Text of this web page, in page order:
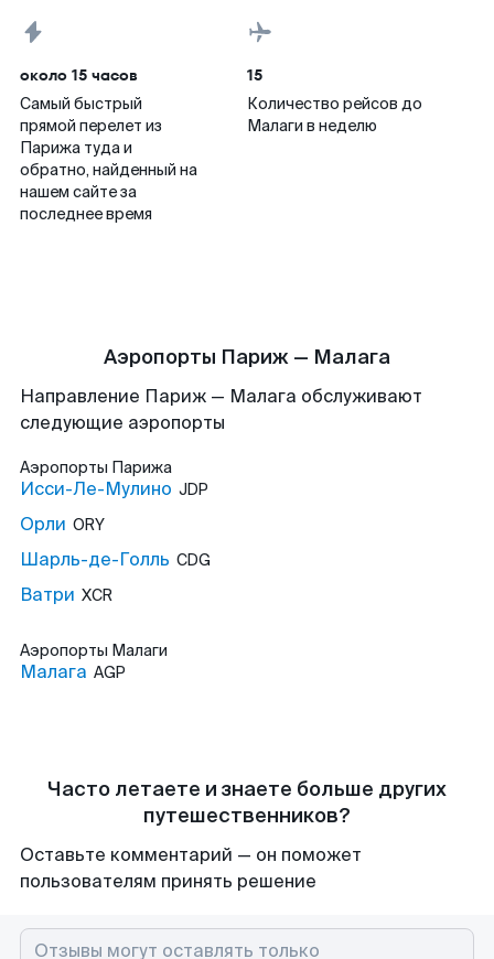
около 15 часов
Самый быстрый
прямой перелет из
Парижа туда и
обратно, найденный на
нашем сайте за
последнее время
15
Количество рейсов до
Малаги в неделю
Аэропорты Париж — Малага
Направление Париж — Малага обслуживают
следующие аэропорты
Аэропорты Парижа
Исси-Ле-Мулино JDP
Орли ORY
Шарль-де-Голль CDG
Ватри XCR
Аэропорты Малаги
Малага AGP
Часто летаете и знаете больше других
путешественников?
Оставьте комментарий — он поможет
пользователям принять решение